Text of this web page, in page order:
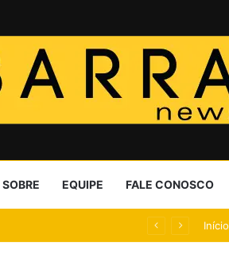
SOBRE EQUIPE FALE CONOSCO
Início